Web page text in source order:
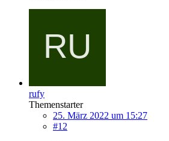
rufy
Themenstarter
25. März 2022 um 15:27
#12